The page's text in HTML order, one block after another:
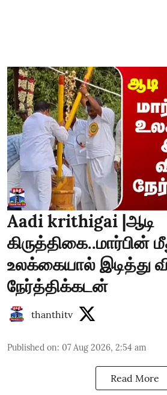
Aadi krithigai |ஆடி
கிருத்திகை..மார்பின்
உலக்கையால் இடித்து
நேர்த்திக்கடன்
thanthitv
Published on: 07 Aug 2026, 2:54 am
Read More